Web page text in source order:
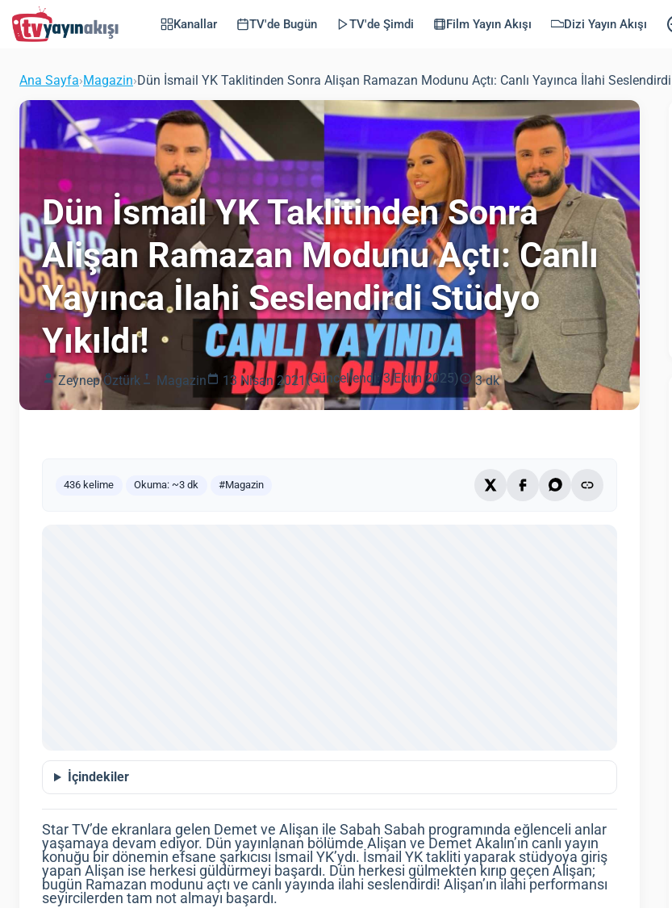
Kanallar TV'de Bugün TV'de Şimdi Film Yayın Akışı Dizi Yayın Akışı
Ana Sayfa›Magazin›Dün İsmail YK Taklitinden Sonra Alişan Ramazan Modunu Açtı: Canlı Yayınca İlahi Seslendirdi
Dün İsmail YK Taklitinden Sonra
Alişan Ramazan Modunu Açtı: Canlı
Yayınca İlahi Seslendirdi Stüdyo
Yıkıldı!
Zeynep Öztürk Magazin 13 Nisan 2021(Güncellendi: 3 Ekim 2025) 3 dk
436 kelime Okuma: ~3 dk #Magazin
İçindekiler
Star TV’de ekranlara gelen Demet ve Alişan ile Sabah Sabah programında eğlenceli anlar
yaşamaya devam ediyor. Dün yayınlanan bölümde Alişan ve Demet Akalın’ın canlı yayın
konuğu bir dönemin efsane şarkıcısı İsmail YK’ydı. İsmail YK takliti yaparak stüdyoya giriş
yapan Alişan ise herkesi güldürmeyi başardı. Dün herkesi gülmekten kırıp geçen Alişan;
bugün Ramazan modunu açtı ve canlı yayında ilahi seslendirdi! Alişan’ın ilahi performansı
seyircilerden tam not almayı başardı.